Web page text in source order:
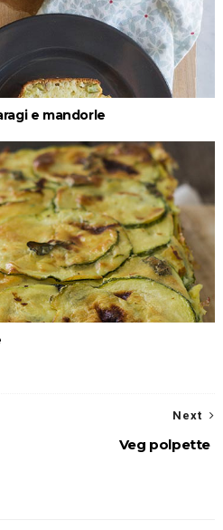
e mandorle
Next
Veg polpette